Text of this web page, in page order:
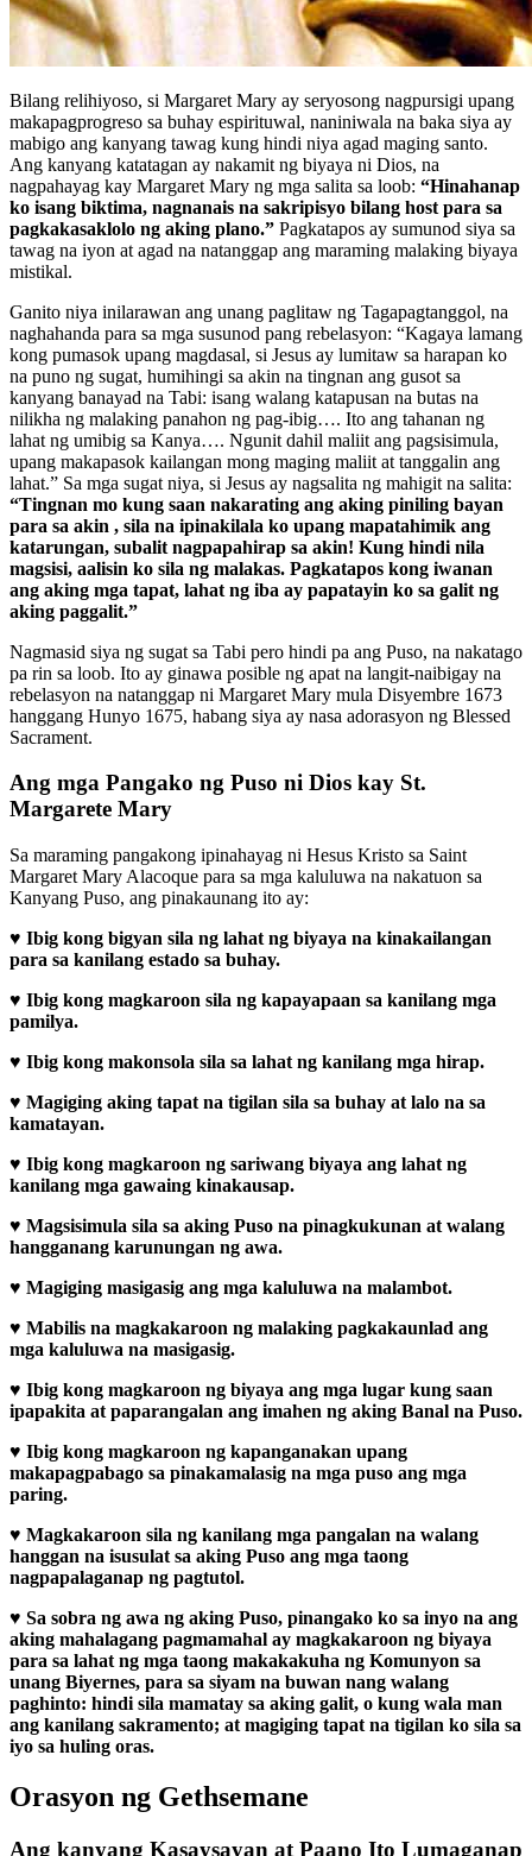
Bilang relihiyoso, si Margaret Mary ay seryosong nagpursigi upang
makapagprogreso sa buhay espirituwal, naniniwala na baka siya ay
mabigo ang kanyang tawag kung hindi niya agad maging santo.
Ang kanyang katatagan ay nakamit ng biyaya ni Dios, na
nagpahayag kay Margaret Mary ng mga salita sa loob: “Hinahanap
ko isang biktima, nagnanais na sakripisyo bilang host para sa
pagkakasaklolo ng aking plano.” Pagkatapos ay sumunod siya sa
tawag na iyon at agad na natanggap ang maraming malaking biyaya
mistikal.
Ganito niya inilarawan ang unang paglitaw ng Tagapagtanggol, na
naghahanda para sa mga susunod pang rebelasyon: “Kagaya lamang
kong pumasok upang magdasal, si Jesus ay lumitaw sa harapan ko
na puno ng sugat, humihingi sa akin na tingnan ang gusot sa
kanyang banayad na Tabi: isang walang katapusan na butas na
nilikha ng malaking panahon ng pag-ibig…. Ito ang tahanan ng
lahat ng umibig sa Kanya…. Ngunit dahil maliit ang pagsisimula,
upang makapasok kailangan mong maging maliit at tanggalin ang
lahat.” Sa mga sugat niya, si Jesus ay nagsalita ng mahigit na salita:
“Tingnan mo kung saan nakarating ang aking piniling bayan
para sa akin , sila na ipinakilala ko upang mapatahimik ang
katarungan, subalit nagpapahirap sa akin! Kung hindi nila
magsisi, aalisin ko sila ng malakas. Pagkatapos kong iwanan
ang aking mga tapat, lahat ng iba ay papatayin ko sa galit ng
aking paggalit.”
Nagmasid siya ng sugat sa Tabi pero hindi pa ang Puso, na nakatago
pa rin sa loob. Ito ay ginawa posible ng apat na langit-naibigay na
rebelasyon na natanggap ni Margaret Mary mula Disyembre 1673
hanggang Hunyo 1675, habang siya ay nasa adorasyon ng Blessed
Sacrament.
Ang mga Pangako ng Puso ni Dios kay St.
Margarete Mary
Sa maraming pangakong ipinahayag ni Hesus Kristo sa Saint
Margaret Mary Alacoque para sa mga kaluluwa na nakatuon sa
Kanyang Puso, ang pinakaunang ito ay:
♥ Ibig kong bigyan sila ng lahat ng biyaya na kinakailangan
para sa kanilang estado sa buhay.
♥ Ibig kong magkaroon sila ng kapayapaan sa kanilang mga
pamilya.
♥ Ibig kong makonsola sila sa lahat ng kanilang mga hirap.
♥ Magiging aking tapat na tigilan sila sa buhay at lalo na sa
kamatayan.
♥ Ibig kong magkaroon ng sariwang biyaya ang lahat ng
kanilang mga gawaing kinakausap.
♥ Magsisimula sila sa aking Puso na pinagkukunan at walang
hangganang karunungan ng awa.
♥ Magiging masigasig ang mga kaluluwa na malambot.
♥ Mabilis na magkakaroon ng malaking pagkakaunlad ang
mga kaluluwa na masigasig.
♥ Ibig kong magkaroon ng biyaya ang mga lugar kung saan
ipapakita at paparangalan ang imahen ng aking Banal na Puso.
♥ Ibig kong magkaroon ng kapanganakan upang
makapagpabago sa pinakamalasig na mga puso ang mga
paring.
♥ Magkakaroon sila ng kanilang mga pangalan na walang
hanggan na isusulat sa aking Puso ang mga taong
nagpapalaganap ng pagtutol.
♥ Sa sobra ng awa ng aking Puso, pinangako ko sa inyo na ang
aking mahalagang pagmamahal ay magkakaroon ng biyaya
para sa lahat ng mga taong makakakuha ng Komunyon sa
unang Biyernes, para sa siyam na buwan nang walang
paghinto: hindi sila mamatay sa aking galit, o kung wala man
ang kanilang sakramento; at magiging tapat na tigilan ko sila sa
iyo sa huling oras.
Orasyon ng Gethsemane
Ang kanyang Kasaysayan at Paano Ito Lumaganap